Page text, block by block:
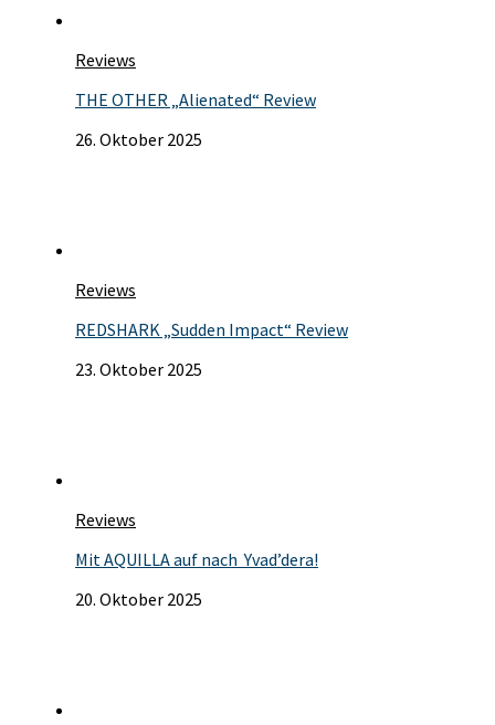
Reviews
THE OTHER „Alienated“ Review
26. Oktober 2025
Reviews
REDSHARK „Sudden Impact“ Review
23. Oktober 2025
Reviews
Mit AQUILLA auf nach Yvad’dera!
20. Oktober 2025